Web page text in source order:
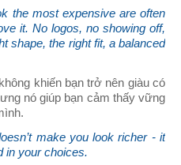
the most expensive are often
it. No logos, no showing off,
shape, the right fit, a balanced
khiến bạn trở nên giàu có
nó giúp bạn cảm thấy vững
make you look richer - it
in your choices.